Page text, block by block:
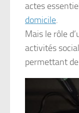
actes
domicile.
Mais le rôle
activités
permettant